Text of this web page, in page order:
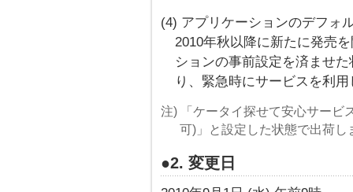
(4) アプリケーションのデフォ
2010年秋以降に新たに発売
ションの事前設定を済ませ
り、緊急時にサービスを利
注) 「ケータイ探せて安心サービ
可)」と設定した状態で出荷し
●2. 変更日